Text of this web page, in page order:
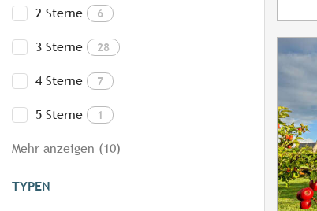
2 Sterne 6
3 Sterne 28
4 Sterne 7
5 Sterne 1
Mehr anzeigen (10)
TYPEN